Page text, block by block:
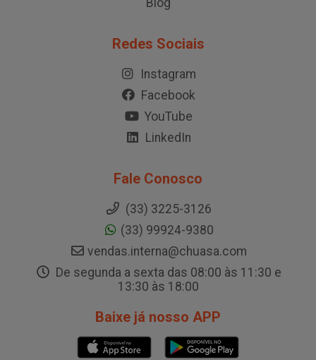
Blog
Redes Sociais
Instagram
Facebook
YouTube
LinkedIn
Fale Conosco
(33) 3225-3126
(33) 99924-9380
vendas.interna@chuasa.com
De segunda a sexta das 08:00 às 11:30 e
13:30 às 18:00
Baixe já nosso APP